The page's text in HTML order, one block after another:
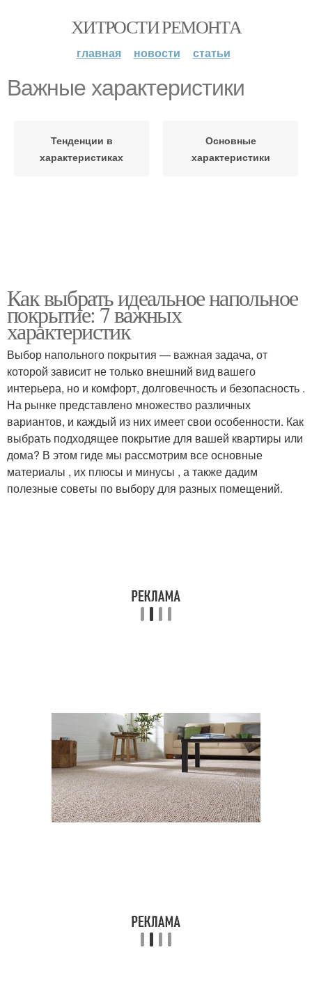
ХИТРОСТИ РЕМОНТА
главная новости статьи
Важные характеристики
Тенденции в
характеристиках
Основные
характеристики
Как выбрать идеальное напольное
покрытие: 7 важных
характеристик
Выбор напольного покрытия — важная задача, от
которой зависит не только внешний вид вашего
интерьера, но и комфорт, долговечность и безопасность .
На рынке представлено множество различных
вариантов, и каждый из них имеет свои особенности. Как
выбрать подходящее покрытие для вашей квартиры или
дома? В этом гиде мы рассмотрим все основные
материалы , их плюсы и минусы , а также дадим
полезные советы по выбору для разных помещений.